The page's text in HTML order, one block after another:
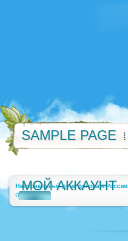
SAMPLE PAGE
МОЙ АККАУНТ
Национальный день донора в России
0